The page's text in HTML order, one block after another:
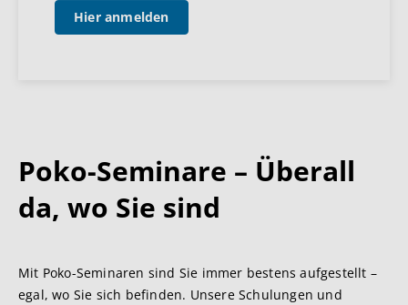
Hier anmelden
Poko-Seminare – Überall
da, wo Sie sind
Mit Poko-Seminaren sind Sie immer bestens aufgestellt –
egal, wo Sie sich befinden. Unsere Schulungen und